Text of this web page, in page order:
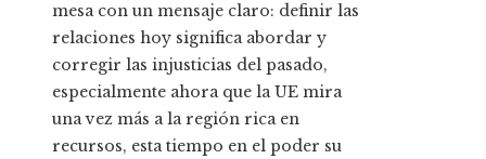
mesa con un mensaje claro: definir las
relaciones hoy significa abordar y
corregir las injusticias del pasado,
especialmente ahora que la UE mira
una vez más a la región rica en
recursos, esta tiempo en el poder su